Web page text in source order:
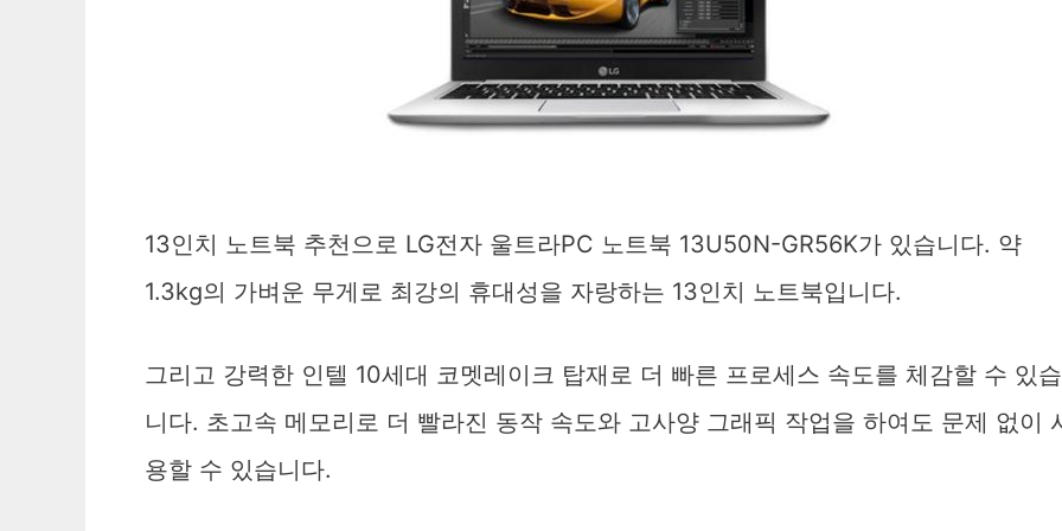
13인치 노트북 추천으로 LG전자 울트라PC 노트북 13U50N-GR56K가 있습니다. 약
1.3kg의 가벼운 무게로 최강의 휴대성을 자랑하는 13인치 노트북입니다.
그리고 강력한 인텔 10세대 코멧레이크 탑재로 더 빠른 프로세스 속도를 체감할 수 있습
니다. 초고속 메모리로 더 빨라진 동작 속도와 고사양 그래픽 작업을 하여도 문제 없이
용할 수 있습니다.